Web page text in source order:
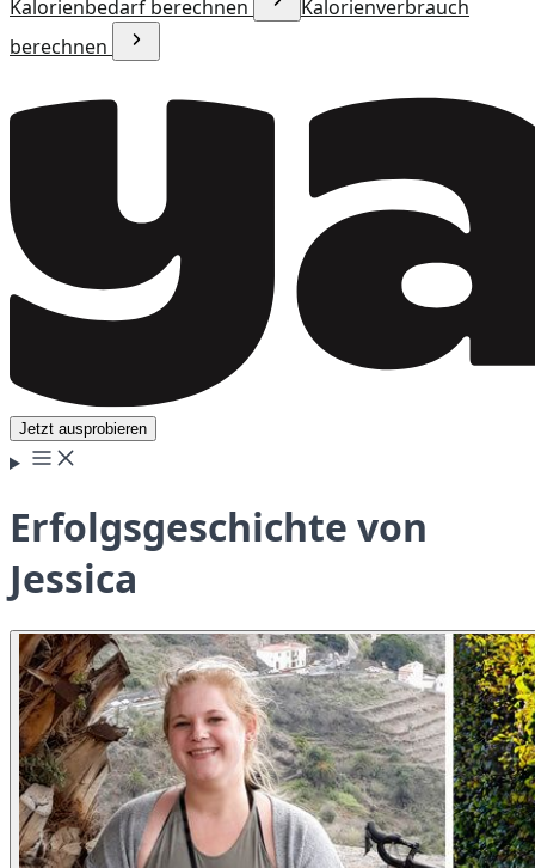
Kalorienbedarf berechnen
Kalorienverbrauch
berechnen
Jetzt ausprobieren
Erfolgsgeschichte von
Jessica